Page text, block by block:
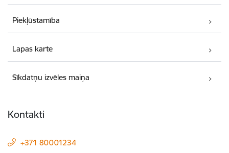
Piekļūstamība
Lapas karte
Sīkdatņu izvēles maiņa
Kontakti
+371 80001234